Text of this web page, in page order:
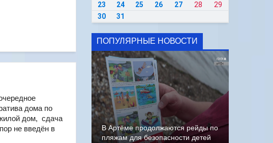
дома по
дом, сдача
не введён в
23
24 25 26 27 28
29
30
31
ПОПУЛЯРНЫЕ НОВОСТИ
В Артёме продолжаются рейды по
пляжам для безопасности детей